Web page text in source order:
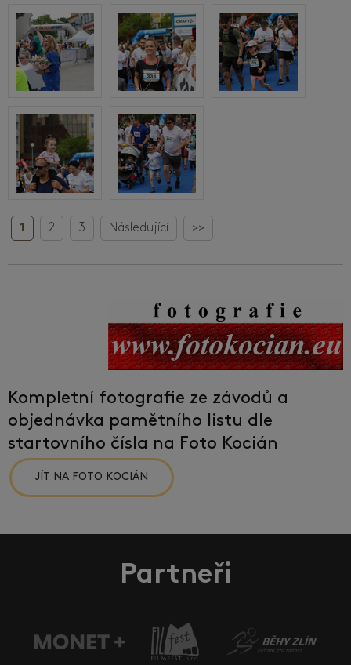
1 2 3 Následující >>
Kompletní fotografie ze závodů a
objednávka pamětního listu dle
startovního čísla na Foto Kocián
JÍT NA FOTO KOCIÁN
Partneři